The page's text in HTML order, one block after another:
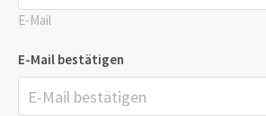
E-Mail
E-Mail bestätigen